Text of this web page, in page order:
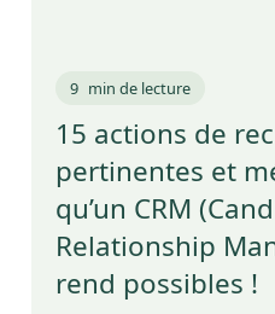
9 min de lecture
15 actions de
pertinentes et
qu’un CRM
Relationship
rend possibles !